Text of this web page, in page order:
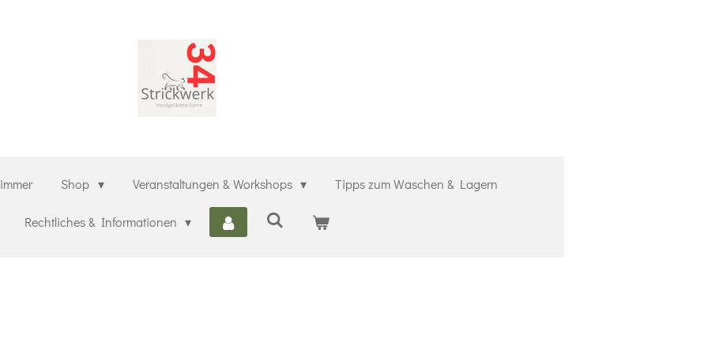
Shop Veranstaltungen & Workshops Tipps zum Waschen & Lagern
Rechtliches & Informationen